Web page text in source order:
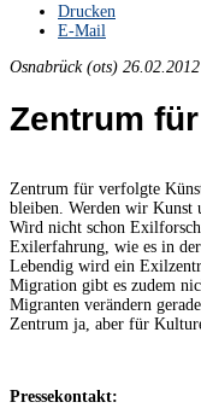
Drucken
E-Mail
Osnabrück (ots) 26.02.2012
Zentrum
Zentrum für verfolgte
bleiben. Werden wir Kunst
Wird nicht schon
Exilerfahrung, wie es in
Lebendig wird ein
Migration gibt es zudem
Migranten verändern
Zentrum ja, aber für
Pressekontakt: